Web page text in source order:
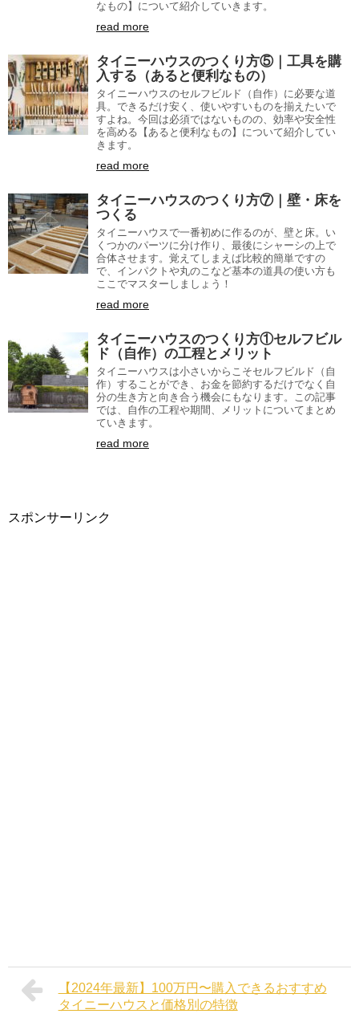
なもの】について紹介していきます。
read more
タイニーハウスのつくり方⑤｜工具を購
入する（あると便利なもの）
タイニーハウスのセルフビルド（自作）に必要な道
具。できるだけ安く、使いやすいものを揃えたいで
すよね。今回は必須ではないものの、効率や安全性
を高める【あると便利なもの】について紹介してい
きます。
read more
タイニーハウスのつくり方⑦｜壁・床を
つくる
タイニーハウスで一番初めに作るのが、壁と床。い
くつかのパーツに分け作り、最後にシャーシの上で
合体させます。覚えてしまえば比較的簡単ですの
で、インパクトや丸のこなど基本の道具の使い方も
ここでマスターしましょう！
read more
タイニーハウスのつくり方①セルフビル
ド（自作）の工程とメリット
タイニーハウスは小さいからこそセルフビルド（自
作）することができ、お金を節約するだけでなく自
分の生き方と向き合う機会にもなります。この記事
では、自作の工程や期間、メリットについてまとめ
ていきます。
read more
スポンサーリンク
【2024年最新】100万円〜購入できるおすすめ
タイニーハウスと価格別の特徴